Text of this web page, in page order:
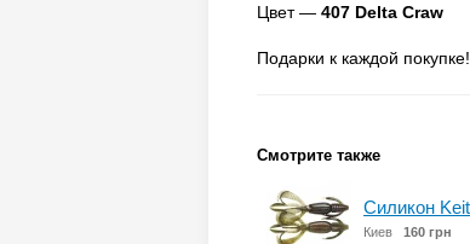
Цвет — 407 Delta Craw
Подарки к каждой
Смотрите также
Силикон
Киев 160 грн